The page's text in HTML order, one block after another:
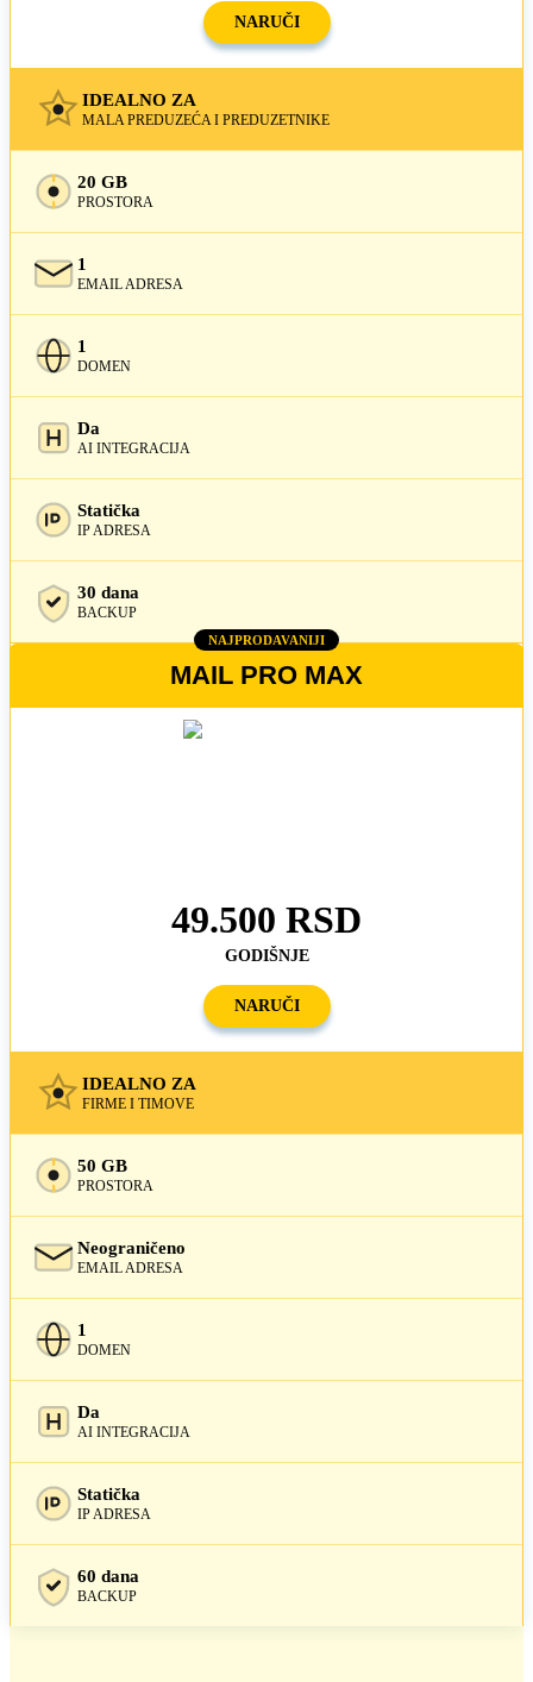
NARUČI
IDEALNO ZA
MALA PREDUZEĆA I PREDUZETNIKE
20 GB
PROSTORA
1
EMAIL ADRESA
1
DOMEN
Da
AI INTEGRACIJA
Statička
IP ADRESA
30 dana
BACKUP
NAJPRODAVANIJI
MAIL PRO MAX
49.500 RSD
GODIŠNJE
NARUČI
IDEALNO ZA
FIRME I TIMOVE
50 GB
PROSTORA
Neograničeno
EMAIL ADRESA
1
DOMEN
Da
AI INTEGRACIJA
Statička
IP ADRESA
60 dana
BACKUP